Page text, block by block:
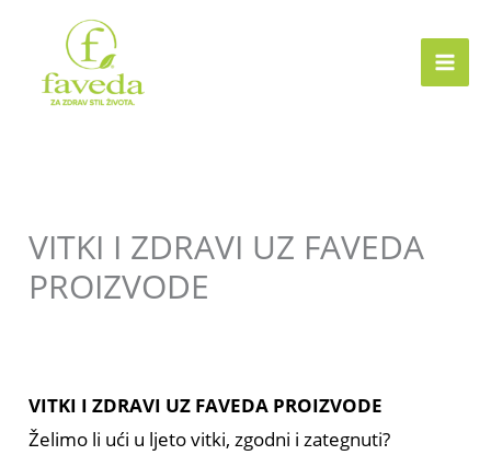
content
VITKI I ZDRAVI UZ FAVEDA
PROIZVODE
VITKI I ZDRAVI UZ FAVEDA PROIZVODE
Želimo li ući u ljeto vitki, zgodni i zategnuti?